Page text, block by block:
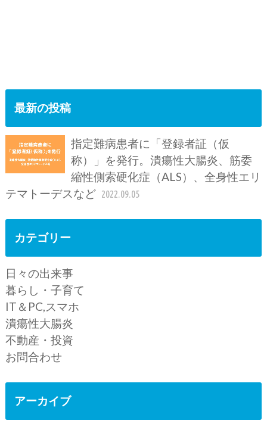
最新の投稿
指定難病患者に「登録者証（仮
称）」を発行。潰瘍性大腸炎、筋委
縮性側索硬化症（ALS）、全身性エリ
テマトーデスなど 2022.09.05
カテゴリー
日々の出来事
暮らし・子育て
IT＆PC,スマホ
潰瘍性大腸炎
不動産・投資
お問合わせ
アーカイブ